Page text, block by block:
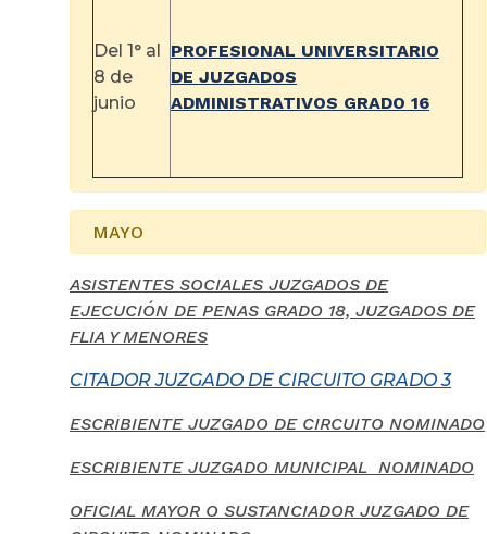
Del 1° al
8 de
junio
PROFESIONAL UNIVERSITARIO
DE JUZGADOS
ADMINISTRATIVOS GRADO 16
MAYO
ASISTENTES SOCIALES JUZGADOS DE
EJECUCIÓN DE PENAS GRADO 18, JUZGADOS DE
FLIA Y MENORES
CITADOR JUZGADO DE CIRCUITO GRADO 3
ESCRIBIENTE JUZGADO DE CIRCUITO NOMINADO
ESCRIBIENTE JUZGADO MUNICIPAL NOMINADO
OFICIAL MAYOR O SUSTANCIADOR JUZGADO DE